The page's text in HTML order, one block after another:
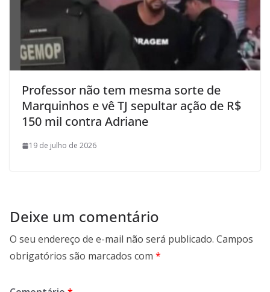
Professor não tem mesma sorte de
Marquinhos e vê TJ sepultar ação de R$
150 mil contra Adriane
19 de julho de 2026
Deixe um comentário
O seu endereço de e-mail não será publicado. Campos
obrigatórios são marcados com *